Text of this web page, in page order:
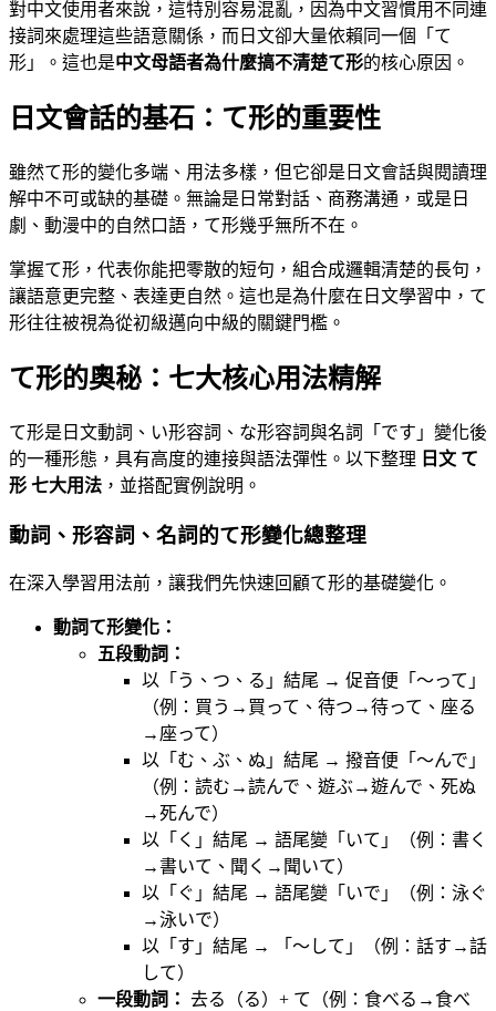
對中文使用者來說，這特別容易混亂，因為中文習慣用不同連
接詞來處理這些語意關係，而日文卻大量依賴同一個「て
形」。這也是中文母語者為什麼搞不清楚て形的核心原因。
日文會話的基石：て形的重要性
雖然て形的變化多端、用法多樣，但它卻是日文會話與閱讀理
解中不可或缺的基礎。無論是日常對話、商務溝通，或是日
劇、動漫中的自然口語，て形幾乎無所不在。
掌握て形，代表你能把零散的短句，組合成邏輯清楚的長句，
讓語意更完整、表達更自然。這也是為什麼在日文學習中，て
形往往被視為從初級邁向中級的關鍵門檻。
て形的奧秘：七大核心用法精解
て形是日文動詞、い形容詞、な形容詞與名詞「です」變化後
的一種形態，具有高度的連接與語法彈性。以下整理 日文 て
形 七大用法 ，並搭配實例說明。
動詞、形容詞、名詞的て形變化總整理
在深入學習用法前，讓我們先快速回顧て形的基礎變化。
動詞て形變化：
五段動詞：
以「う、つ、る」結尾 → 促音便「〜って」
（例：買う→買って、待つ→待って、座る
→座って）
以「む、ぶ、ぬ」結尾 → 撥音便「〜んで」
（例：読む→読んで、遊ぶ→遊んで、死ぬ
→死んで）
以「く」結尾 → 語尾變「いて」（例：書く
→書いて、聞く→聞いて）
以「ぐ」結尾 → 語尾變「いで」（例：泳ぐ
→泳いで）
以「す」結尾 → 「〜して」（例：話す→話
して）
一段動詞： 去る（る）+ て（例：食べる→食べ